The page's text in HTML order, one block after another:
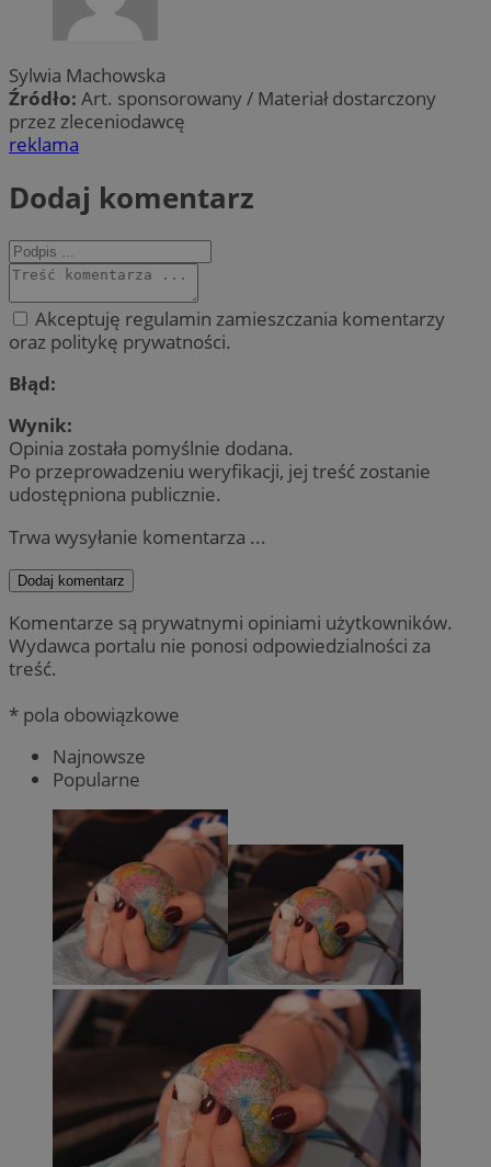
Sylwia Machowska
Źródło: Art. sponsorowany / Materiał dostarczony
przez zleceniodawcę
reklama
Dodaj komentarz
Akceptuję regulamin zamieszczania komentarzy
oraz politykę prywatności.
Błąd:
Wynik:
Opinia została pomyślnie dodana.
Po przeprowadzeniu weryfikacji, jej treść zostanie
udostępniona publicznie.
Trwa wysyłanie komentarza ...
Dodaj komentarz
Komentarze są prywatnymi opiniami użytkowników.
Wydawca portalu nie ponosi odpowiedzialności za
treść.
* pola obowiązkowe
Najnowsze
Popularne